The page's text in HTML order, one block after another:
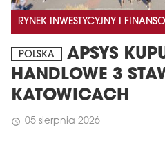
RYNEK INWESTYCYJNY I
POLSKA
APSYS
HANDLOWE 3
KATOWICACH
schedule 05 sierpnia 2026